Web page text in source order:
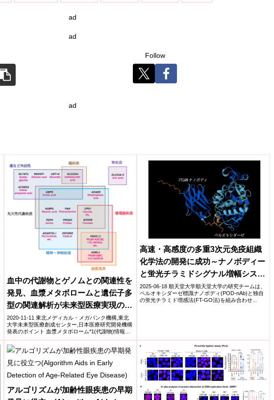
ad
ad
Follow
ad
血中の代謝物とゲノムとの関連性を
発見、血漿メタボロームと遺伝子多
型の関連解析が未来型医療実現のカ
ギに
2020-11-11 東北メディカル・メガバンク機構,東北
大学未来型医療創成センター,日本医療研究開発機構
発表のポイント 血漿メタボローム*1(代謝物)情報と
高速・高感度の多重3次元免疫組織
化学法の開発に成功～ナノボディー
と蛍光チラミドシグナル増幅システ
ムによる3次元免疫組織化学法～
2025-06-18 順天堂大学順天堂大学の研究チームは、
ペルオキシダーゼ標識ナノボディ(POD-nAb)と独自
の蛍光チラミド増感法(FT-GO法)を組み合わせ...
アルゴリズムが加齢性眼疾患の早期